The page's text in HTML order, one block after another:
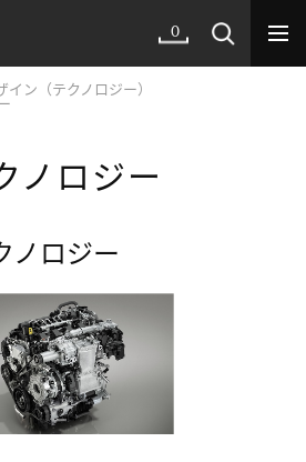
0
ン（テクノロジー）
ノロジー
ノロジー